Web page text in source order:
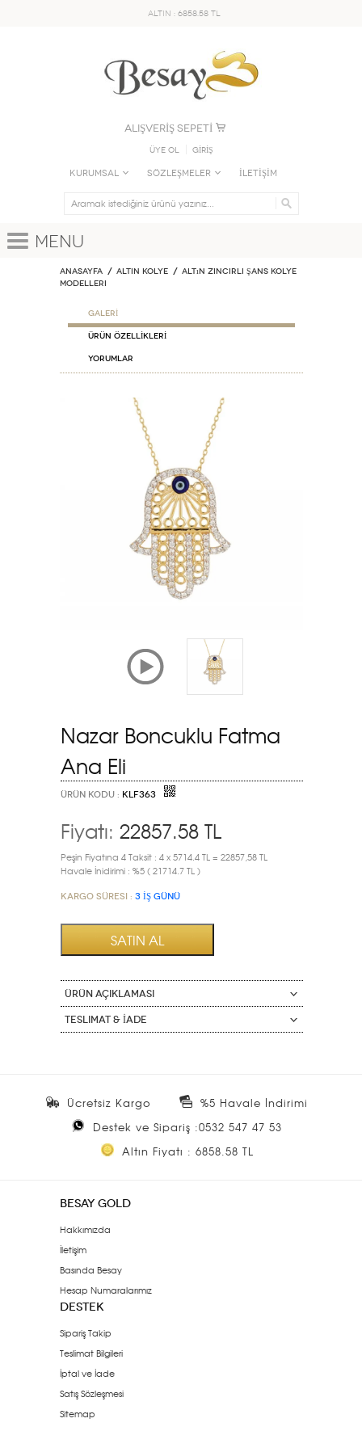
ALTIN : 6858.58 TL
ALIŞVERİŞ SEPETİ
Üye Ol GİRİŞ
KURUMSAL SÖZLEŞMELER İLETİŞİM
Menu
Anasayfa ALTIN KOLYE
Altın Zincirli Şans Kolye
Modelleri
GALERİ
ÜRÜN ÖZELLİKLERİ
Yorumlar
Nazar Boncuklu Fatma
Ana Eli
ÜRÜN KODU : KLF363
Fiyatı: 22857.58 TL
Peşin Fiyatına 4 Taksit : 4 x 5714.4 TL = 22857,58 TL
Havale İnidirimi : %5 ( 21714.7 TL )
Kargo Süresi : 3 İŞ GÜNÜ
ÜRÜN AÇIKLAMASI
Teslimat & İade
Ücretsiz Kargo
%5 Havale İndirimi
Destek ve Sipariş :0532 547 47 53
Altın Fiyatı : 6858.58 TL
BESAY GOLD
Hakkımızda
İletişim
Basında Besay
Hesap Numaralarımız
DESTEK
Sipariş Takip
Teslimat Bilgileri
İptal ve İade
Satış Sözleşmesi
Sitemap